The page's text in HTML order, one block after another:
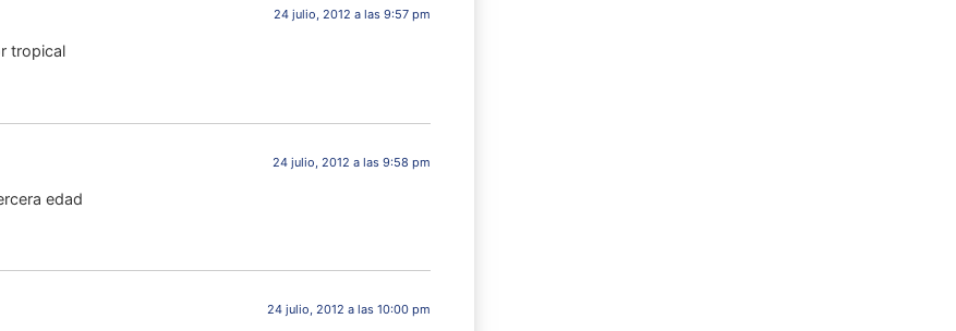
24 julio, 2012 a las 9:57 pm
tropical
24 julio, 2012 a las 9:58 pm
edad
24 julio, 2012 a las 10:00 pm